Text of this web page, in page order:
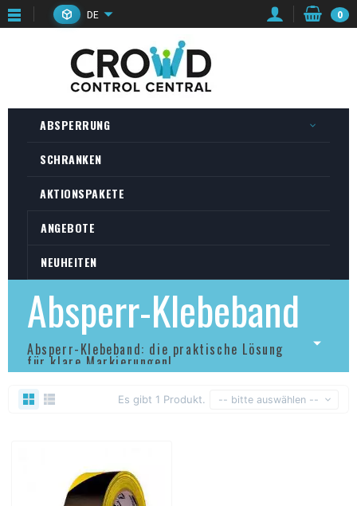
DE 0
ABSPERRUNG
SCHRANKEN
AKTIONSPAKETE
ANGEBOTE
NEUHEITEN
Absperr-Klebeband
Absperr-Klebeband: die praktische Lösung
für klare Markierungen!
Es gibt 1 Produkt. -- bitte auswählen --